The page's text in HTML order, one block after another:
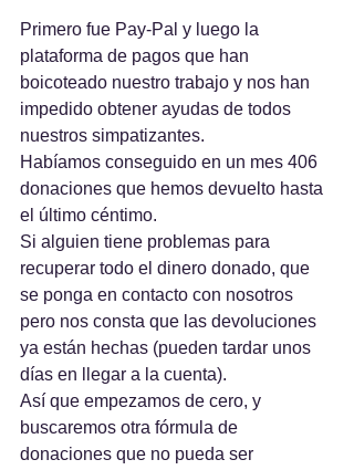
Primero fue Pay-Pal y luego la
plataforma de pagos que han
boicoteado nuestro trabajo y nos han
impedido obtener ayudas de todos
nuestros simpatizantes.
Habíamos conseguido en un mes 406
donaciones que hemos devuelto hasta
el último céntimo.
Si alguien tiene problemas para
recuperar todo el dinero donado, que
se ponga en contacto con nosotros
pero nos consta que las devoluciones
ya están hechas (pueden tardar unos
días en llegar a la cuenta).
Así que empezamos de cero, y
buscaremos otra fórmula de
donaciones que no pueda ser